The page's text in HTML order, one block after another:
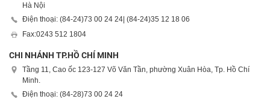
Hà Nội
Điện thoại: (84-24)73 00 24 24| (84-24)35 12 18 06
Fax:0243 512 1804
CHI NHÁNH TP.HỒ CHÍ MINH
Tầng 11, Cao ốc 123-127 Võ Văn Tần, phường Xuân Hòa, Tp. Hồ Chí
Minh.
Điện thoại: (84-28)73 00 24 24